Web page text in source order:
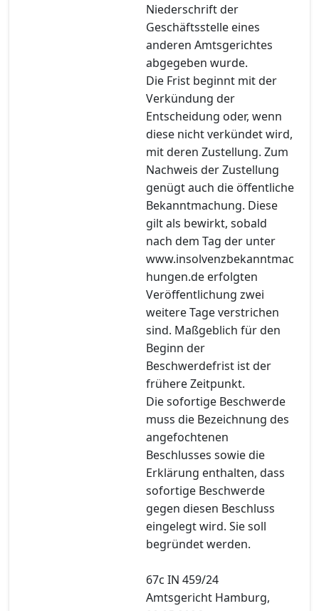
Niederschrift der
Geschäftsstelle eines
anderen Amtsgerichtes
abgegeben wurde.
Die Frist beginnt mit der
Verkündung der
Entscheidung oder, wenn
diese nicht verkündet wird,
mit deren Zustellung. Zum
Nachweis der Zustellung
genügt auch die öffentliche
Bekanntmachung. Diese
gilt als bewirkt, sobald
nach dem Tag der unter
www.insolvenzbekanntmac
hungen.de erfolgten
Veröffentlichung zwei
weitere Tage verstrichen
sind. Maßgeblich für den
Beginn der
Beschwerdefrist ist der
frühere Zeitpunkt.
Die sofortige Beschwerde
muss die Bezeichnung des
angefochtenen
Beschlusses sowie die
Erklärung enthalten, dass
sofortige Beschwerde
gegen diesen Beschluss
eingelegt wird. Sie soll
begründet werden.
67c IN 459/24
Amtsgericht Hamburg,